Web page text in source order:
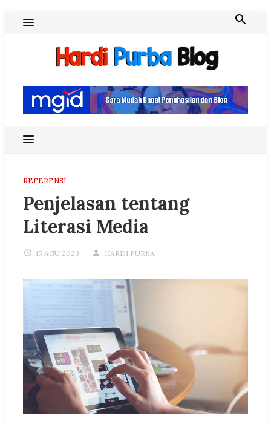
REFERENSI
Penjelasan tentang
Literasi Media
15 AGU 2023 HARDI PURBA